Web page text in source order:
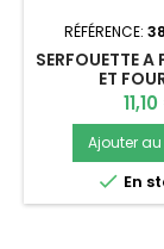
RÉFÉRENCE:
SERFOUETTE A
ET
Prix
Ajouter
 En